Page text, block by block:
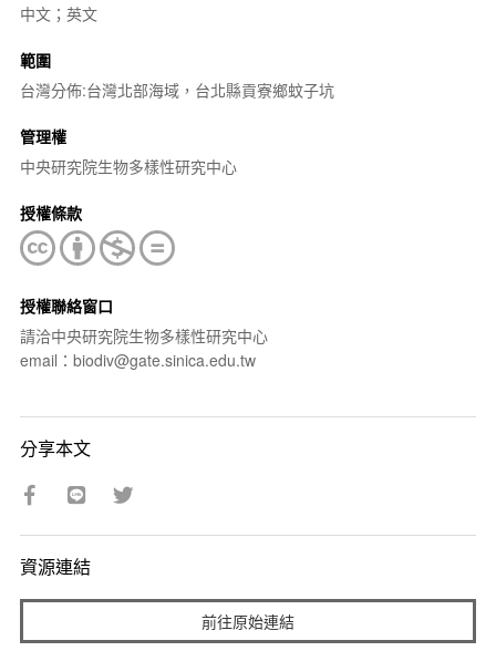
中文；英文
範圍
台灣分佈:台灣北部海域，台北縣貢寮鄉蚊子坑
管理權
中央研究院生物多樣性研究中心
授權條款
授權聯絡窗口
請洽中央研究院生物多樣性研究中心
email：biodiv@gate.sinica.edu.tw
分享本文
資源連結
前往原始連結